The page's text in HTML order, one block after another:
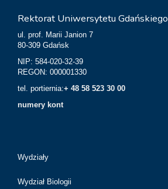
Rektorat Uniwersytetu Gdańskiego
ul. prof. Marii Janion 7
80-309 Gdańsk
NIP: 584-020-32-39
REGON: 000001330
tel. portiernia:+ 48 58 523 30 00
numery kont
Wydziały
Wydział Biologii